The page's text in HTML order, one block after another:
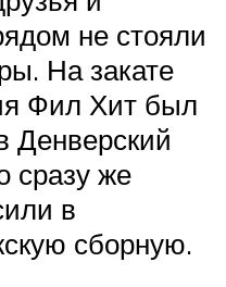
не стояли
На закате
Фил Хит был
Денверский
сразу же
в
сборную.